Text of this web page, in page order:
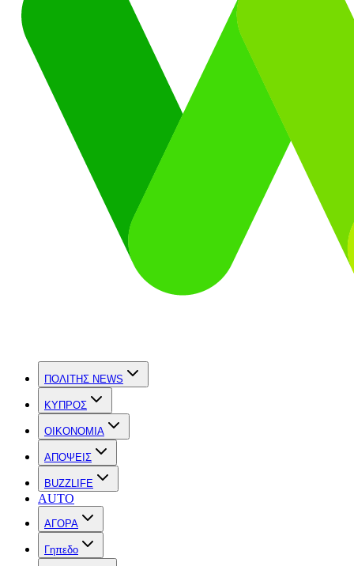
ΠΟΛΙΤΗΣ NEWS
ΚΥΠΡΟΣ
OIKONOMIA
ΑΠΟΨΕΙΣ
BUZZLIFE
AUTO
ΑΓΟΡΑ
Γηπεδο